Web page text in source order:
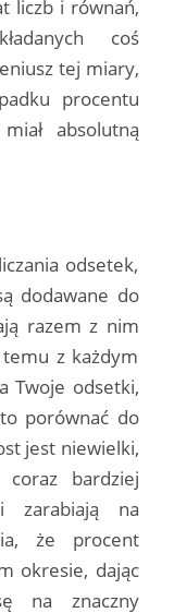
liczb i równań,
coś
tej miary,
procentu
absolutną
odsetek,
dodawane do
razem z nim
z każdym
Twoje odsetki,
porównać do
jest niewielki,
bardziej
zarabiają na
że procent
okresie, dając
na znaczny